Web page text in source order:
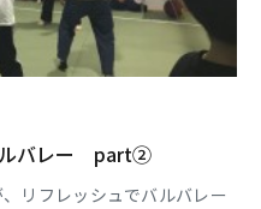
バレー part②
リフレッシュでバルバレー